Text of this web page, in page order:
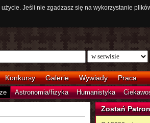
Jeśli nie zgadzasz się na wykorzystanie
Konkursy Galerie Wywiady Praca
Astronomia/fizyka Humanistyka
Zostań